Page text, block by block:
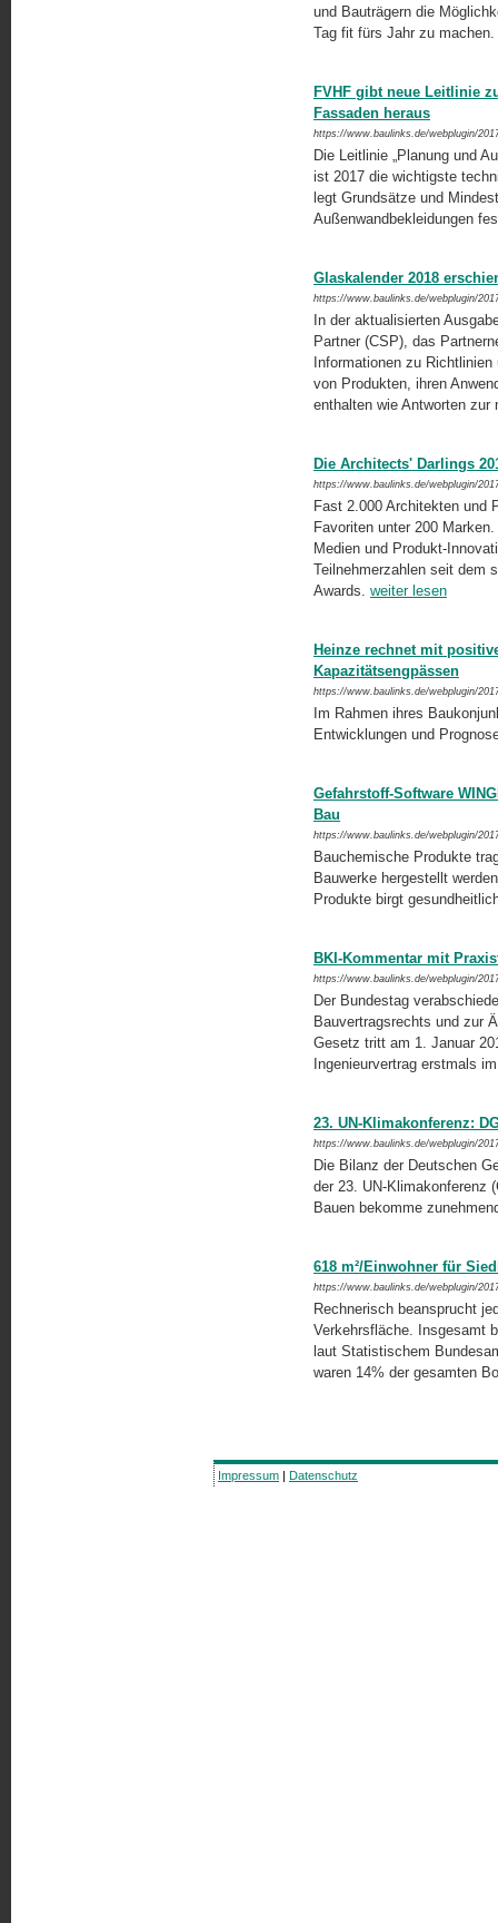
und Bauträgern die
Tag fit fürs Jahr zu machen.
FVHF gibt neue Leitlinie
Fassaden heraus
https://www.baulinks.de/webplugin/
Die Leitlinie „Planung und
ist 2017 die wichtigste
legt Grundsätze und
Außenwandbekleidungen
Glaskalender 2018
https://www.baulinks.de/webplugin/
In der aktualisierten
Partner (CSP), das
Informationen zu
von Produkten, ihren
enthalten wie Antworten
Die Architects' Darlings
https://www.baulinks.de/webplugin/
Fast 2.000 Architekten und
Favoriten unter 200
Medien und Produkt-
Teilnehmerzahlen seit dem
Awards. weiter lesen
Heinze rechnet mit
Kapazitätsengpässen
https://www.baulinks.de/webplugin/
Im Rahmen ihres
Entwicklungen und
Gefahrstoff-Software
Bau
https://www.baulinks.de/webplugin/
Bauchemische Produkte
Bauwerke hergestellt
Produkte birgt
BKI-Kommentar mit
https://www.baulinks.de/webplugin/
Der Bundestag
Bauvertragsrechts und zur
Gesetz tritt am 1. Januar
Ingenieurvertrag erstmals
23. UN-Klimakonferenz:
https://www.baulinks.de/webplugin/
Die Bilanz der Deutschen
der 23. UN-Klimakonferenz
Bauen bekomme
618 m²/Einwohner für
https://www.baulinks.de/webplugin/
Rechnerisch beansprucht
Verkehrs­fläche. Insgesamt
laut Statistischem
waren 14% der gesamten
Impressum | Datenschutz